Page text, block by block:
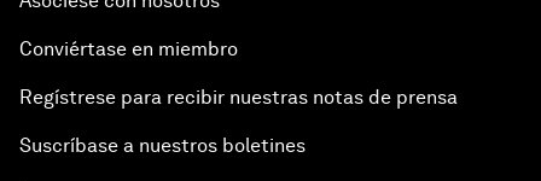
Conviértase en miembro
Regístrese para recibir nuestras notas de prensa
Suscríbase a nuestros boletines